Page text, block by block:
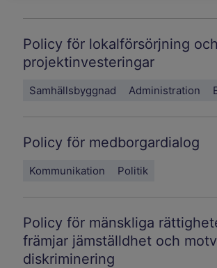
Policy för lokalförsörjning och
projektinvesteringar
Samhällsbyggnad Administration
Policy för medborgardialog
Kommunikation Politik
Policy för mänskliga
främjar jämställdhet och
diskriminering